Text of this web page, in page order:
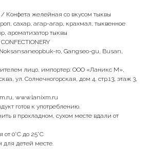
Конфета желейная со вкусом тыквы
сахар, агар-агар, крахмал, тыквенное
ароматизатор тыквы
ro, Gangseo-gu, Busan,
лицо, импортер: ООО «Ланикс М»,
ул. Солнечногорская, дом 4, стр.13, этаж 3,
www.lanixm.ru
готов к употреблению.
в прохладном, сухом месте вдали от
от 0˚С до 25˚С
для детей месте.